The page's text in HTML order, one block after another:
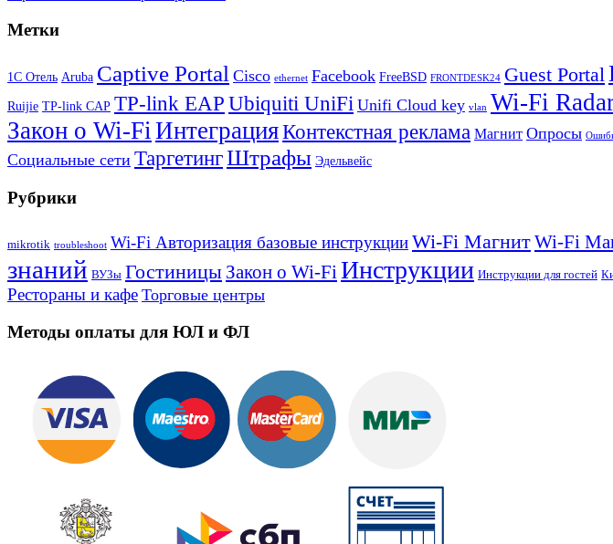
Метки
1С Отель Aruba Captive Portal Cisco ethernet Facebook FreeBSD FRONTDESK24 Guest Portal
Ruijie TP-link CAP TP-link EAP Ubiquiti UniFi Unifi Cloud key vlan Wi-Fi
Закон о Wi-Fi ИнтеграцияКонтекстная реклама Магнит Опросы
Социальные сети ТаргетингШтрафы Эдельвейс
Рубрики
mikrotik troubleshoot Wi-Fi Авторизация базовые инструкцииWi-Fi МагнитWi-Fi
знаний ВУЗы Гостиницы Закон о Wi-FiИнструкции Инструкции для гостей
Рестораны и кафе Торговые центры
Методы оплаты для ЮЛ и ФЛ